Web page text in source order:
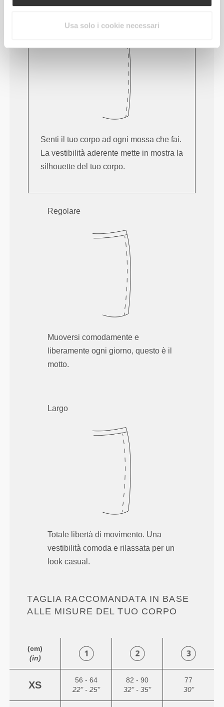
Usa solo i cookie necessari
Senti il tuo corpo ad ogni mossa che fai.
La vestibilità aderente mette in mostra la
silhouette del tuo corpo.
Regolare
Muoversi comodamente e
liberamente ogni giorno, questo è il
motto.
Largo
Totale libertà di movimento. Una
vestibilità comoda e rilassata per un
look casual.
TAGLIA RACCOMANDATA IN BASE
ALLE MISURE DEL TUO CORPO
(cm)
(in)
XS
56 - 64
22" - 25"
82 - 90
32" - 35"
77
30"